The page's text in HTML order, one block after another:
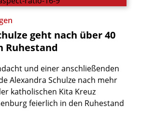
geht nach über40
Ruhestand
und einer anschließenden
Alexandra Schulze nach mehr
katholischen Kita Kreuz
feierlich in den Ruhestand